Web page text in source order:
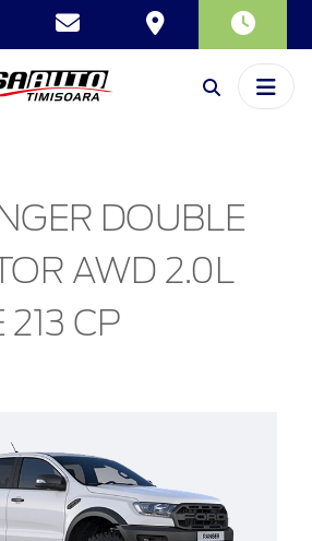
DOUBLE
AWD 2.0L
213 CP